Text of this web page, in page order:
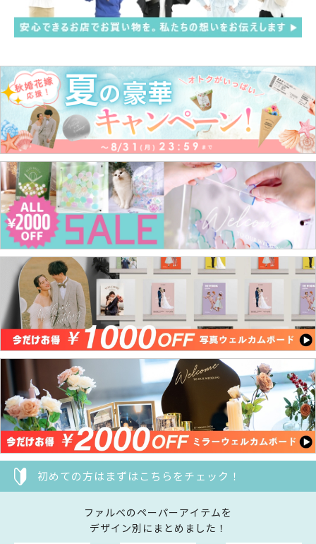
初めての方はまずはこちらをチェック！
ファルべのペーパーアイテムを
デザイン別にまとめました！